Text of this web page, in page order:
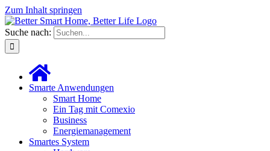
Zum Inhalt springen
Suche nach:
Smarte Anwendungen
Smart Home
Ein Tag mit Comexio
Business
Energiemanagement
Smartes System